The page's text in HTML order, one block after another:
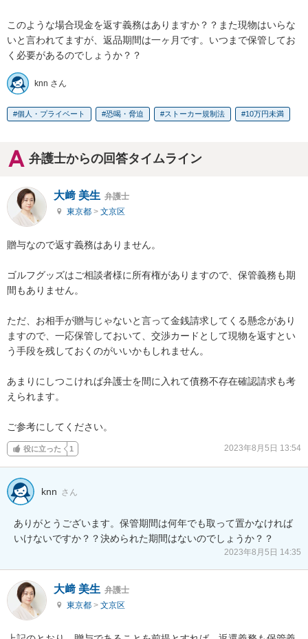
このような場合現金を返す義務はありますか？？また現物はいらな
いと言われてますが、返品期間は一ヶ月です。いつまで保管してお
く必要があるのでしょうか？？
knn さん
個人・プライベート 恐喝・脅迫 ストーカー規制法 10万円未満
弁護士からの回答タイムライン
大﨑 美生 弁護士
東京都 > 文京区
贈与なので返す義務はありません。
ゴルフグッズはご相談者様に所有権がありますので、保管義務も期
間もありません。
ただ、お相手が贈与じゃないと言って金銭請求してくる懸念があり
ますので、一応保管しておいて、交渉カードとして現物を返すとい
う手段を残しておくのがいいかもしれません。
あまりにしつこければ弁護士を間に入れて債務不存在確認請求も考
えられます。
ご参考にしてください。
役に立った 1 2023年8月5日 13:54
knn さん
ありがとうございます。保管期間は何年でも取って置かなければ
いけないですか？？決められた期間はないのでしょうか？？
2023年8月5日 14:35
大﨑 美生 弁護士
東京都 > 文京区